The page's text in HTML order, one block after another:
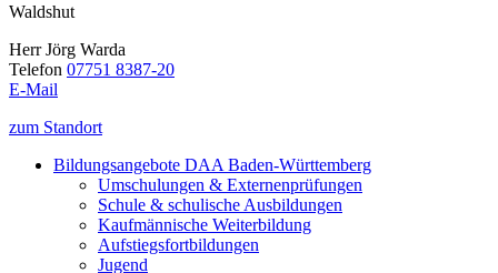
Waldshut
Herr Jörg Warda
Telefon 07751 8387-20
E-Mail
zum Standort
Bildungsangebote DAA Baden-Württemberg
Umschulungen & Externenprüfungen
Schule & schulische Ausbildungen
Kaufmännische Weiterbildung
Aufstiegsfortbildungen
Jugend